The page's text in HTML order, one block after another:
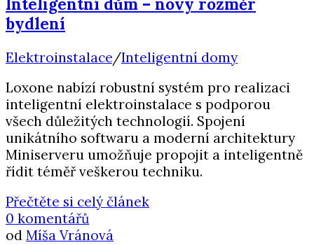
Inteligentní dům – nový rozměr
bydlení
Elektroinstalace/Inteligentní domy
Loxone nabízí robustní systém pro realizaci
inteligentní elektroinstalace s podporou
všech důležitých technologií. Spojení
unikátního softwaru a moderní architektury
Miniserveru umožňuje propojit a inteligentně
řídit téměř veškerou techniku.
Přečtěte si celý článek
0 komentářů
od Míša Vránová